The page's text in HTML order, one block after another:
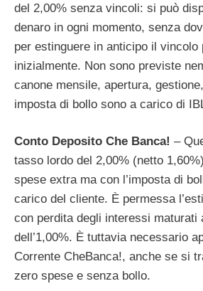
del 2,00% senza vincoli: si può
denaro in ogni momento, senza
per estinguere in anticipo il vincolo
inizialmente. Non sono previste
canone mensile, apertura,
imposta di bollo sono a carico di
Conto Deposito Che Banca! –
tasso lordo del 2,00% (netto
spese extra ma con l’imposta di
carico del cliente. È permessa
con perdita degli interessi maturati
dell’1,00%. È tuttavia necessario
Corrente CheBanca!, anche se si
zero spese e senza bollo.